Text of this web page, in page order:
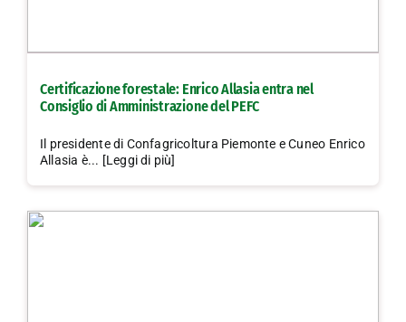
Lavora con noi
Certificazione forestale: Enrico Allasia entra nel
Consiglio di Amministrazione del PEFC
Il presidente di Confagricoltura Piemonte e Cuneo Enrico
Allasia è... [Leggi di più]